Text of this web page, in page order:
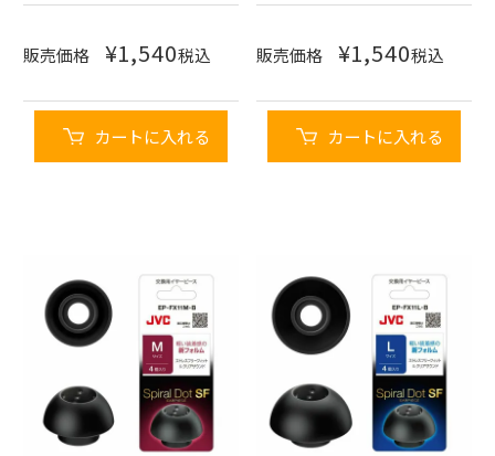
販売価格 ¥1,540税込
カートに入れる
販売価格 ¥1,540税込
カートに入れる